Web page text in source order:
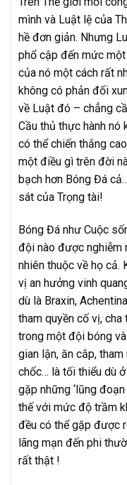
mình và Luật lệ của
hề đơn giản. Nhưng
phổ cập đến mức
của nó một cách rất
không có phản đối
về Luật đó – chẳng
Cầu thủ thực hành nó
có thể chiến thắng
một điều gì trên đời
bạch hơn Bóng Đá
sát của Trọng tài!
Bóng Đá như Cuộc
đội nào được nghiễm
nhiên thuộc về họ cả.
vị an hưởng vinh
dù là Braxin,
tham quyền cố vị, cha
trong một đội bóng
gian lận, ăn cắp,
chốc… là tối thiểu dù
gặp những ‘lũng
thế với mức độ trầm
đều có thể gặp được
lãng mạn đến phi
rất thật !